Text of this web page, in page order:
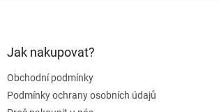
Jak nakupovat?
Obchodní podmínky
Podmínky ochrany osobních údajů